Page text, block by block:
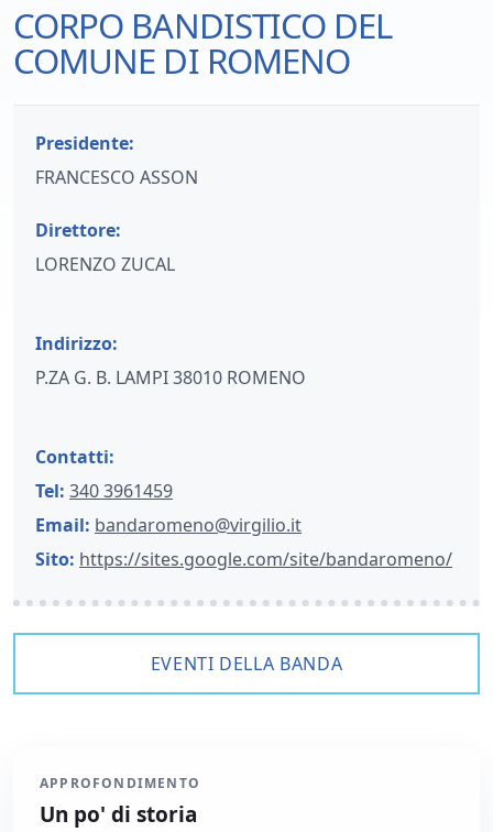
CORPO BANDISTICO DEL
COMUNE DI ROMENO
Presidente:
FRANCESCO ASSON
Direttore:
LORENZO ZUCAL
Indirizzo:
P.ZA G. B. LAMPI 38010 ROMENO
Contatti:
Tel: 340 3961459
Email: bandaromeno@virgilio.it
Sito: https://sites.google.com/site/bandaromeno/
EVENTI DELLA BANDA
APPROFONDIMENTO
Un po' di storia